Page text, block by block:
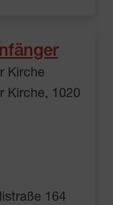
Kirche
Kirche, 1020
164